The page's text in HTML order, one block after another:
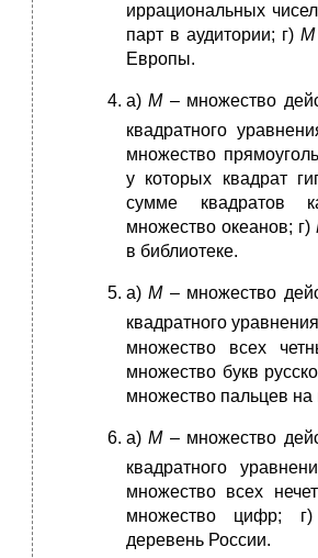
иррациональных
парт в аудитории; г) М
Европы.
а)М– множество
квадратного
множество
у которых квадрат
сумме квадратов
множество океанов; г)
в библиотеке.
а)М– множество
квадратного
множество всех
множество букв
множество пальцев на
а)М– множество
квадратного
множество всех
множество цифр;
деревень России.